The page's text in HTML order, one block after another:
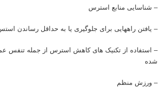
– شناسایی منابع استرس
– یافتن راههایی برای جلوگیری یا به حداقل رساندن
– استفاده از تکنیک های کاهش استرس از جمله تنفس
شده
– ورزش منظم